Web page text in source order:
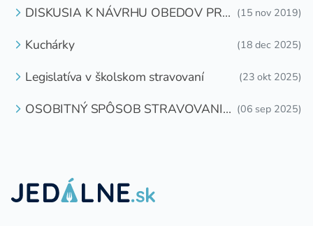
DISKUSIA K NÁVRHU OBEDOV PRE
(15 nov 2019)
Kuchárky (18 dec 2025)
Legislatíva v školskom stravovaní (23 okt 2025)
OSOBITNÝ SPÔSOB STRAVOVANIA (06 sep 2025)